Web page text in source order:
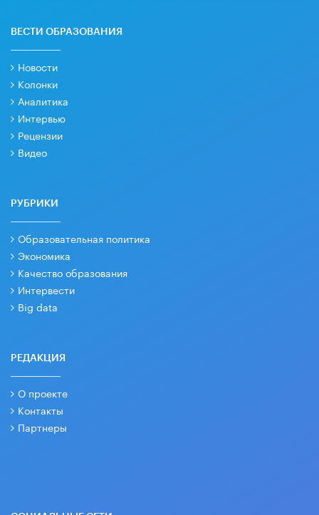
ВЕСТИ ОБРАЗОВАНИЯ
Новости
Колонки
Аналитика
Интервью
Рецензии
Видео
РУБРИКИ
Образовательная политика
Экономика
Качество образования
Интервести
Big data
РЕДАКЦИЯ
О проекте
Контакты
Партнеры